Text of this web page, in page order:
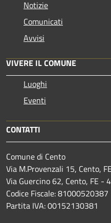
Notizie
Comunicati
Avvisi
VIVERE IL COMUNE
Luoghi
Eventi
CONTATTI
Comune di Cento
Via M.Provenzali 15, Cento,
Via Guercino 62, Cento, FE -
Codice Fiscale: 81000520387
Partita IVA: 00152130381